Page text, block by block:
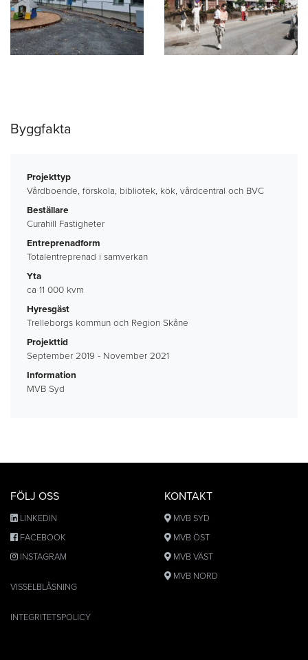
Byggfakta
Projekttyp
Vårdboende, förskola, bibliotek, kök, vårdcentral och BVC
Beställare
Curahill Fastigheter
Entreprenadform
Totalentreprenad i samverkan
Yta
ca 11 000 kvm
Hyresgäst
Trelleborgs kommun och Region Skåne
Projekttid
September 2019 - November 2021
Information
MVB Syd
FÖLJ OSS
LINKEDIN
FACEBOOK
INSTAGRAM
VISSELBLÅSNING
INTEGRITETSPOLICY
KONTAKT
MVB SYD
MVB ÖST
MVB VÄST
MVB NORD